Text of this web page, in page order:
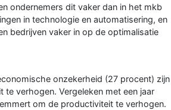
ondernemers dit vaker dan in het mkb
in technologie en automatisering, en
bedrijven vaker in op de optimalisatie
onzekerheid (27 procent) zijn
verhogen. Vergeleken met een jaar
om de productiviteit te verhogen.